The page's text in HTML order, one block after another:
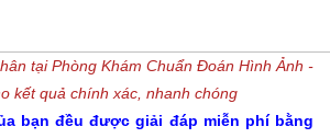
tại Phòng Khám Chuẩn Đoán Hình Ảnh -
kết quả chính xác, nhanh chóng
bạn đều được giải đáp miễn phí bằng